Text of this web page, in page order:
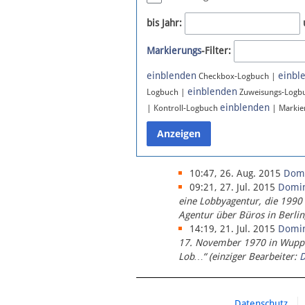
bis Jahr:
Markierungs-Filter:
einblenden Checkbox-Logbuch |
Logbuch | einblenden Zuweisungs-
| Kontroll-Logbuch einblenden |
10:47, 26. Aug. 2015
09:21, 27. Jul. 2015
eine Lobbyagentur, die
Agentur über Büros in
14:19, 21. Jul. 2015
17. November 1970 in
Lob…“ (einziger Bearbeiter: